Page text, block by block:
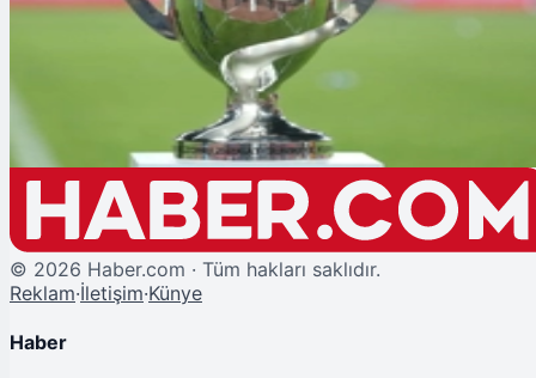
Ziraat Türkiye Kupası'nda Finalin Adı: Konyaspor - Trabzonspor!
© 2026 Haber.com · Tüm hakları saklıdır.
Reklam·İletişim·Künye
Haber